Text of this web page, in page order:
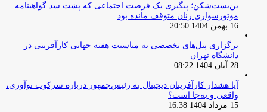
بن‌بست‌شکن؛ پیگیری یک فرصت اجتماعی که پشت سد گواهینامه
موتورسواری زنان متوقف مانده بود
16 بهمن 1404 20:50
برگزاری پنل‌های تخصصی به مناسبت هفته جهانی کارآفرینی در
دانشگاه تهران
28 آبان 1404 08:22
آیا هشدار کارآفرینان دیجیتال به رئیس‌جمهور درباره سرکوب نوآوری،
واقعی و به‌جا است؟
15 مرداد 1404 16:38